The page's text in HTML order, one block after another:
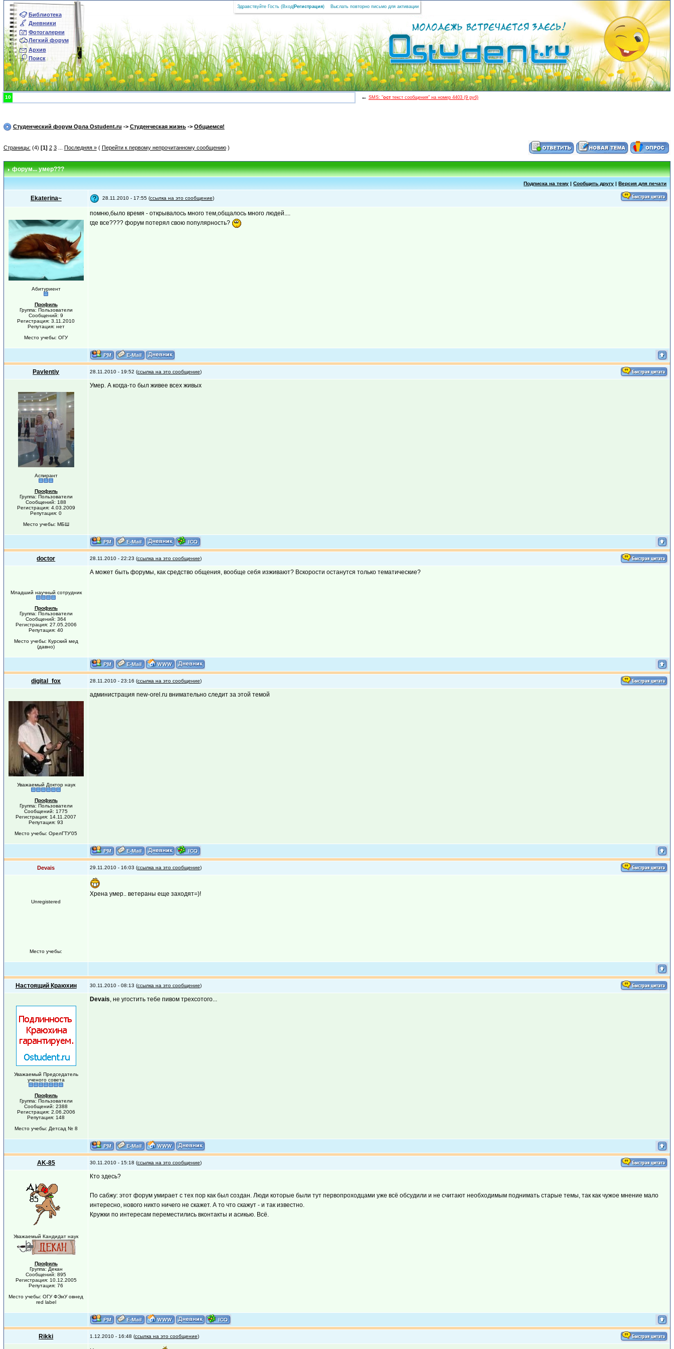
Библиотека
Дневники
Фотогалереи
Легкий форум
Архив
Поиск
Здравствуйте Гость (Вход Регистрация) Выслать повторно письмо для активации
10 ← SMS: "осттекст сообщения" на номер 4403 (9 руб)
Студенческий форум Орла Ostudent.ru -> Студенческая жизнь-> Общаемся!
Страницы: (4) [1] 2 3... Последняя »( Перейти к первому непрочитанному сообщению)
форум... умер???
Подписка на тему |Сообщить другу |Версия для печати
Ekaterina~ 28.11.2010 - 17:55 (ссылка на это сообщение)
Абитуриент
Профиль
Группа: Пользователи
Сообщений: 9
Регистрация: 3.11.2010
Репутация: нет
Место учебы: ОГУ
помню,было время - открывалось много тем,общалось много людей....
где все???? форум потерял свою популярность?
Pavlentiy 28.11.2010 - 19:52 (ссылка на это сообщение)
Аспирант
Профиль
Группа: Пользователи
Сообщений: 188
Регистрация: 4.03.2009
Репутация: 0
Место учебы: МБШ
Умер. А когда-то был живее всех живых
doctor 28.11.2010 - 22:23 (ссылка на это сообщение)
Младший научный сотрудник
Профиль
Группа: Пользователи
Сообщений: 364
Регистрация: 27.05.2006
Репутация: 40
Место учебы: Курский мед
(давно)
А может быть форумы, как средство общения, вообще себя изживают? Вскорости останутся только тематические?
digital_fox 28.11.2010 - 23:16 (ссылка на это сообщение)
Уважаемый Доктор наук
Профиль
Группа: Пользователи
Сообщений: 1775
Регистрация: 14.11.2007
Репутация: 93
Место учебы: ОрелГТУ'05
администрация new-orel.ru внимательно следит за этой темой
Devais 29.11.2010 - 16:03 (ссылка на это сообщение)
Unregistered
Место учебы:
Хрена умер.. ветераны еще заходят=)!
Настоящий Краюхин 30.11.2010 - 08:13 (ссылка на это сообщение)
Уважаемый Председатель
ученого совета
Профиль
Группа: Пользователи
Сообщений: 2388
Регистрация: 2.06.2006
Репутация: 148
Место учебы: Детсад № 8
Devais, не угостить тебе пивом трехсотого...
AK-85 30.11.2010 - 15:18 (ссылка на это сообщение)
Уважаемый Кандидат наук
Профиль
Группа: Декан
Сообщений: 895
Регистрация: 10.12.2005
Репутация: 76
Место учебы: ОГУ ФЭиУ овнед
red label
Кто здесь?
По сабжу: этот форум умирает с тех пор как был создан. Люди которые были тут первопроходцами уже всё обсудили и не считают необходимым поднимать старые темы, так как чужое мнение мало
интересно, нового никто ничего не скажет. А то что скажут - и так известно.
Кружки по интересам переместились вконтакты и асикью. Всё.
Rikki 1.12.2010 - 16:48 (ссылка на это сообщение)